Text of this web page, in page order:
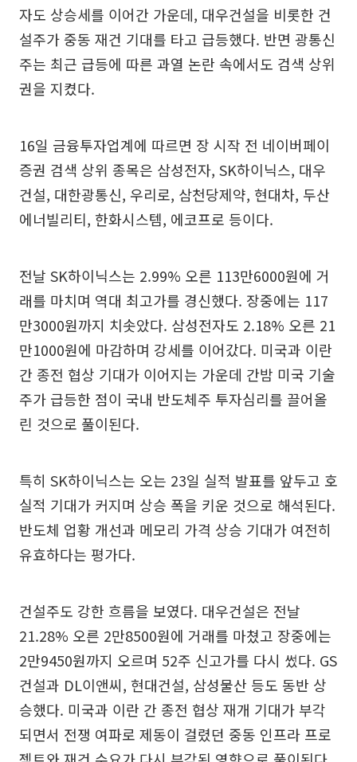
자도 상승세를 이어간 가운데, 대우건설을 비롯한 건
설주가 중동 재건 기대를 타고 급등했다. 반면 광통신
주는 최근 급등에 따른 과열 논란 속에서도 검색 상위
권을 지켰다.
16일 금융투자업계에 따르면 장 시작 전 네이버페이
증권 검색 상위 종목은 삼성전자, SK하이닉스, 대우
건설, 대한광통신, 우리로, 삼천당제약, 현대차, 두산
에너빌리티, 한화시스템, 에코프로 등이다.
전날 SK하이닉스는 2.99% 오른 113만6000원에 거
래를 마치며 역대 최고가를 경신했다. 장중에는 117
만3000원까지 치솟았다. 삼성전자도 2.18% 오른 21
만1000원에 마감하며 강세를 이어갔다. 미국과 이란
간 종전 협상 기대가 이어지는 가운데 간밤 미국 기술
주가 급등한 점이 국내 반도체주 투자심리를 끌어올
린 것으로 풀이된다.
특히 SK하이닉스는 오는 23일 실적 발표를 앞두고 호
실적 기대가 커지며 상승 폭을 키운 것으로 해석된다.
반도체 업황 개선과 메모리 가격 상승 기대가 여전히
유효하다는 평가다.
건설주도 강한 흐름을 보였다. 대우건설은 전날
21.28% 오른 2만8500원에 거래를 마쳤고 장중에는
2만9450원까지 오르며 52주 신고가를 다시 썼다. GS
건설과 DL이앤씨, 현대건설, 삼성물산 등도 동반 상
승했다. 미국과 이란 간 종전 협상 재개 기대가 부각
되면서 전쟁 여파로 제동이 걸렸던 중동 인프라 프로